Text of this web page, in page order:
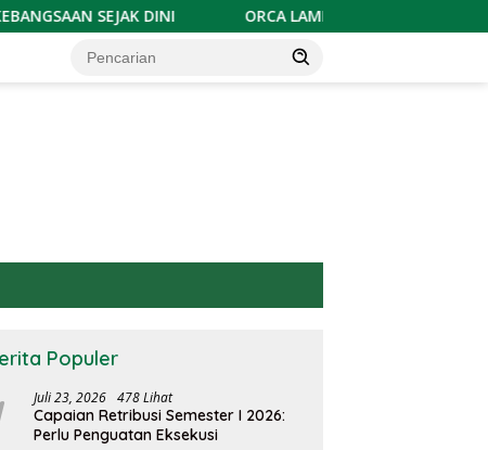
DINI ORCA LAMPUNG PERKUAT PROFESIONALISME
Populer
Juli 23, 2026 478 Lihat
Capaian Retribusi Semester I 2026:
Perlu Penguatan Eksekusi